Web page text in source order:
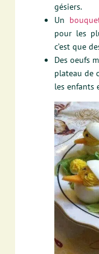
gésiers.
Un
pour les
c’est que
Des oeufs
plateau de
les enfants